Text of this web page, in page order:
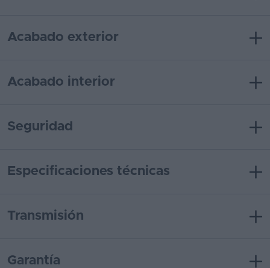
Acabado exterior
Acabado interior
Seguridad
Especificaciones técnicas
Transmisión
Garantía